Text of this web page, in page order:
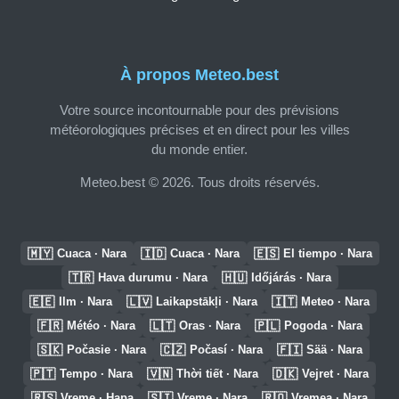
À propos Meteo.best
Votre source incontournable pour des prévisions
météorologiques précises et en direct pour les villes
du monde entier.
Meteo.best © 2026. Tous droits réservés.
🇲🇾 Cuaca · Nara 🇮🇩 Cuaca · Nara 🇪🇸 El tiempo · Nara
🇹🇷 Hava durumu · Nara 🇭🇺 Időjárás · Nara
🇪🇪 Ilm · Nara 🇱🇻 Laikapstākļi · Nara 🇮🇹 Meteo · Nara
🇫🇷 Météo · Nara 🇱🇹 Oras · Nara 🇵🇱 Pogoda · Nara
🇸🇰 Počasie · Nara 🇨🇿 Počasí · Nara 🇫🇮 Sää · Nara
🇵🇹 Tempo · Nara 🇻🇳 Thời tiết · Nara 🇩🇰 Vejret · Nara